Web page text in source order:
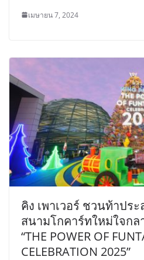
เมษายน 7, 2024
คิง เพาเวอร์ ชวนท้าปร
สนามโกคาร์ทใหม่ใจกล
“THE POWER OF
CELEBRATION 2025”